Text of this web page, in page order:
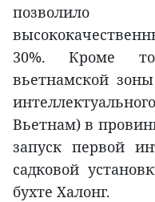
позволило
30%. Кроме
вьетнамской
Вьетнам) в
запуск первой
садковой
бухте Халонг.